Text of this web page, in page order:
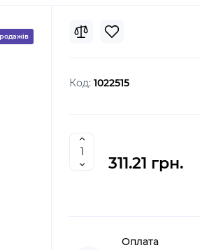
Код: 1022515
311.21 грн.
Оплата